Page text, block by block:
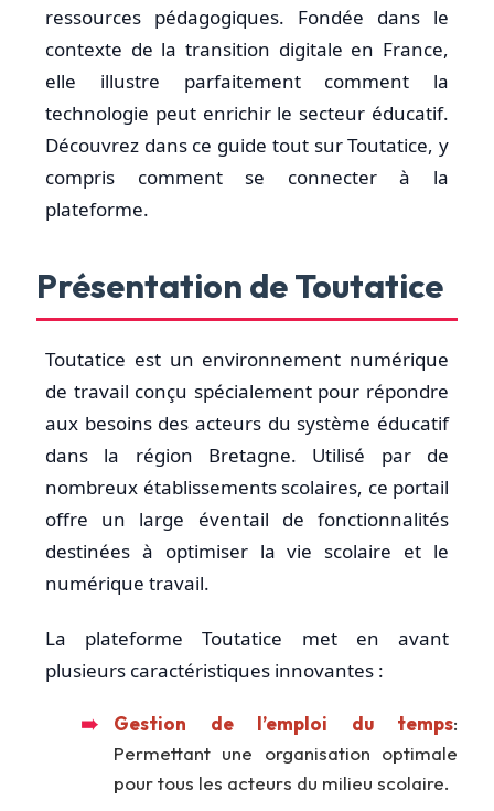
ressources pédagogiques. Fondée dans le
contexte de la transition digitale en France,
elle illustre parfaitement comment la
technologie peut enrichir le secteur éducatif.
Découvrez dans ce guide tout sur Toutatice, y
compris comment se connecter à la
plateforme.
Présentation de Toutatice
Toutatice est un environnement numérique
de travail conçu spécialement pour répondre
aux besoins des acteurs du système éducatif
dans la région Bretagne. Utilisé par de
nombreux établissements scolaires, ce portail
offre un large éventail de fonctionnalités
destinées à optimiser la vie scolaire et le
numérique travail.
La plateforme Toutatice met en avant
plusieurs caractéristiques innovantes :
Gestion de l’emploi du temps:
Permettant une organisation optimale
pour tous les acteurs du milieu scolaire.